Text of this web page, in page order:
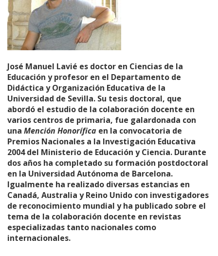
José Manuel Lavié es doctor en Ciencias de la
Educación y profesor en el Departamento de
Didáctica y Organización Educativa de la
Universidad de Sevilla. Su tesis doctoral, que
abordó el estudio de la colaboración docente en
varios centros de primaria, fue galardonada con
una Mención Honorífica en la convocatoria de
Premios Nacionales a la Investigación Educativa
2004 del Ministerio de Educación y Ciencia. Durante
dos años ha completado su formación postdoctoral
en la Universidad Autónoma de Barcelona.
Igualmente ha realizado diversas estancias en
Canadá, Australia y Reino Unido con investigadores
de reconocimiento mundial y ha publicado sobre el
tema de la colaboración docente en revistas
especializadas tanto nacionales como
internacionales.